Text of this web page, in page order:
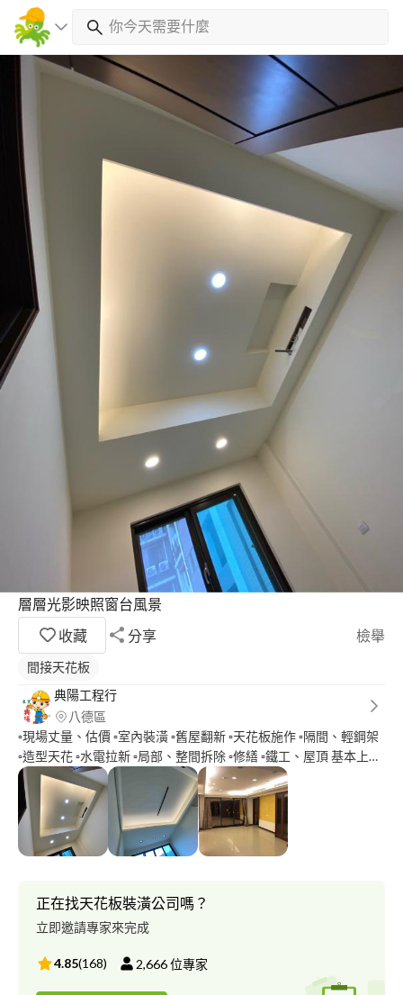
層層光影映照窗台風景
收藏
分享 檢舉
間接天花板
典陽工程行
八德區
▫️現場丈量、估價 ▫️室內裝潢 ▫️舊屋翻新 ▫️天花板施作 ▫️隔間、輕鋼架
▫️造型天花 ▫️水電拉新 ▫️局部、整間拆除 ▫️修繕 ▫️鐵工、屋頂 基本上都
有辦法幫您處理到好~ - 典陽工程行給您最給力的一條龍服務 。 不
用再比價 因為我們不是最便宜 合理價位讓你我放心 〰️ 我們的施工
品質、用料材質? 服務、善後，售後品質服務是最好的??
正在找天花板裝潢公司嗎？
立即邀請專家來完成
4.85(168) 2,666位專家